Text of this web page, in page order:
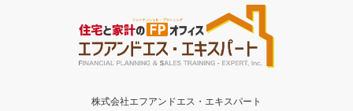
株式会社エフアンドエス・エキスパート